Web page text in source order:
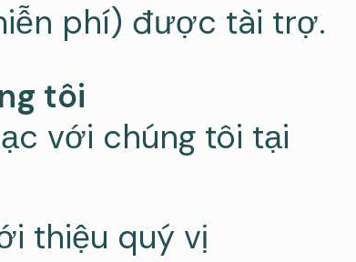
phí) được tài trợ.
tôi
với chúng tôi tại
thiệu quý vị